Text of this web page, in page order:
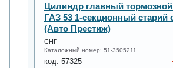
Цилиндр главный тормозной
ГАЗ 53 1-секционный старий
(Авто Престиж)
СНГ
Каталожный номер: 51-3505211
код: 57325